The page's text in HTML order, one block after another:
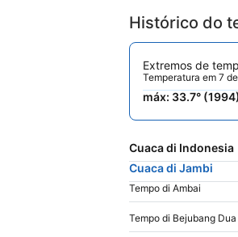
Histórico do
Extremos de
Temperatura em 7
máx: 33.7° (1994)
Cuaca di Indonesia
Cuaca di Jambi
Tempo di Ambai
Tempo di Bejubang Dua